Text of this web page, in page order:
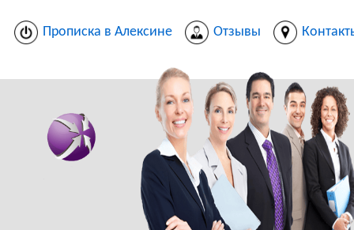
Прописка в Алексине Отзывы